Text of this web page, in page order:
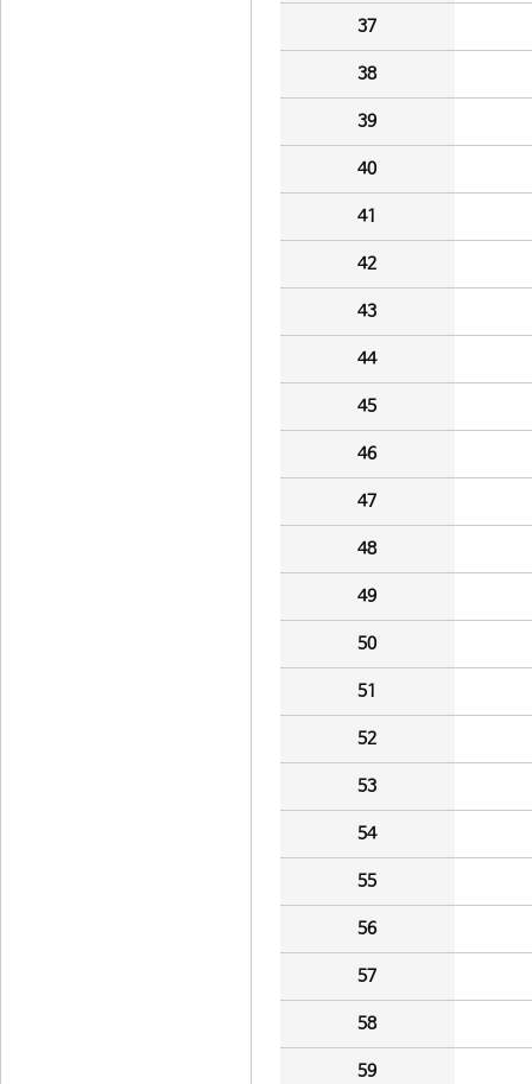
37
38
39
40
41
42
43
44
45
46
47
48
49
50
51
52
53
54
55
56
57
58
59